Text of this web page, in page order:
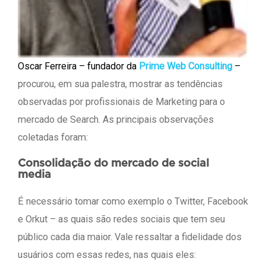
Oscar Ferreira – fundador da Prime Web Consulting –
procurou, em sua palestra, mostrar as tendências
observadas por profissionais de Marketing para o
mercado de Search. As principais observações
coletadas foram:
Consolidação do mercado de social
media
É necessário tomar como exemplo o Twitter, Facebook
e Orkut – as quais são redes sociais que tem seu
público cada dia maior. Vale ressaltar a fidelidade dos
usuários com essas redes, nas quais eles: